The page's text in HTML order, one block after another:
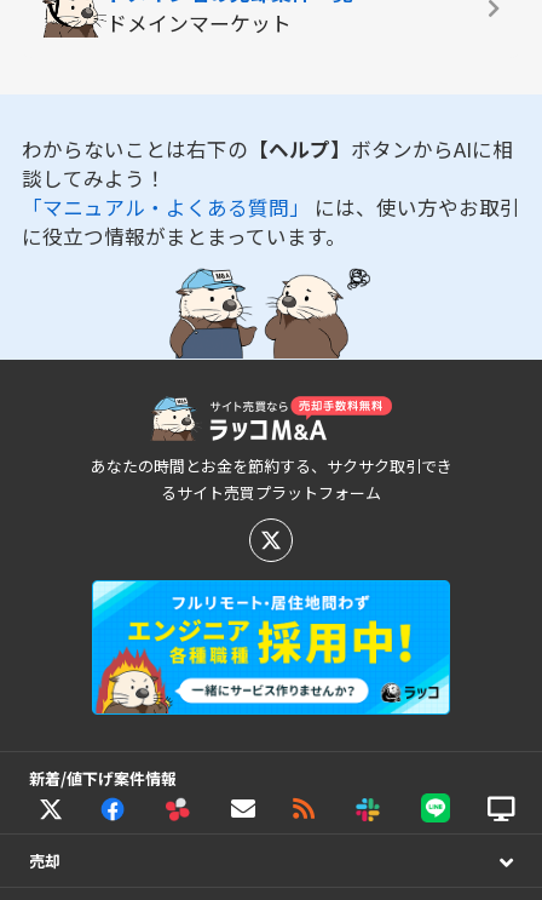
ドメインマーケット
わからないことは右下の 【ヘルプ】 ボタンからAIに相
談してみよう！
「マニュアル・よくある質問」 には、使い方やお取引
に役立つ情報がまとまっています。
あなたの時間とお金を節約する、サクサク取引でき
るサイト売買プラットフォーム
新着/値下げ案件情報
売却